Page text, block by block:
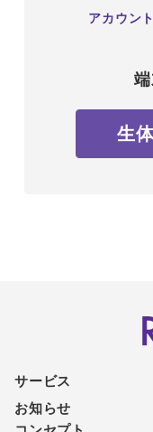
アカウン
生
サービス
お知らせ